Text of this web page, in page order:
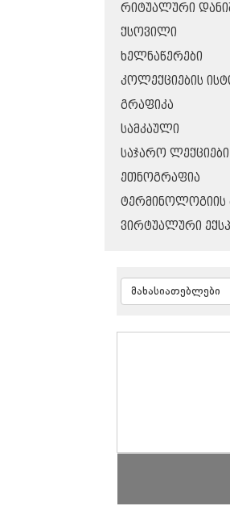
ᲠᲘᲢᲣᲐᲚᲣᲠᲘ
ᲥᲡᲝᲕᲘᲚᲘ
ᲮᲔᲚᲜᲐᲬᲔᲠᲔᲑᲘ
ᲙᲝᲚᲔᲥᲪᲘᲔᲑᲘᲡ
ᲒᲠᲐᲤᲘᲙᲐ
ᲡᲐᲛᲙᲐᲣᲚᲘ
ᲡᲐᲯᲐᲠᲝ ᲚᲔᲥᲪᲘᲔᲑᲘ
ᲔᲗᲜᲝᲒᲠᲐᲤᲘᲐ
ᲢᲔᲠᲛᲘᲜᲝᲚᲝᲒᲘᲘᲡ
ᲕᲘᲠᲢᲣᲐᲚᲣᲠᲘ
მახასიათებლები